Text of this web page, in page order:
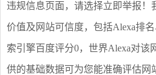
违规信息页面，请选择立即举报 ！
价值及网站可信度，包括Alexa排
索引擎百度评分0，世界Alexa对该
供的基础数据可为您能准确评估网